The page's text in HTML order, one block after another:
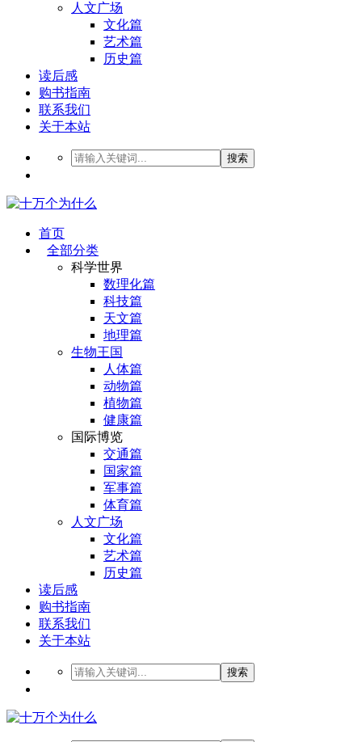
人文广场
文化篇
艺术篇
历史篇
读后感
购书指南
联系我们
关于本站
搜索
首页
全部分类
科学世界
数理化篇
科技篇
天文篇
地理篇
生物王国
人体篇
动物篇
植物篇
健康篇
国际博览
交通篇
国家篇
军事篇
体育篇
人文广场
文化篇
艺术篇
历史篇
读后感
购书指南
联系我们
关于本站
搜索